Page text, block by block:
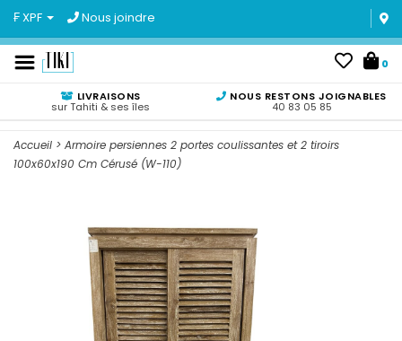
₣ XPF Nous joindre
0
LIVRAISONS
sur Tahiti & ses îles
NOUS RESTONS JOIGNABLES
40 83 05 85
Accueil > Armoire persiennes 2 portes coulissantes et 2 tiroirs
100x60x190 Cm Cérusé (W-110)